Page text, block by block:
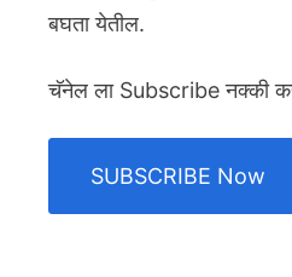
बघता येतील.
चॅनेल ला Subscribe नक्की
SUBSCRIBE Now